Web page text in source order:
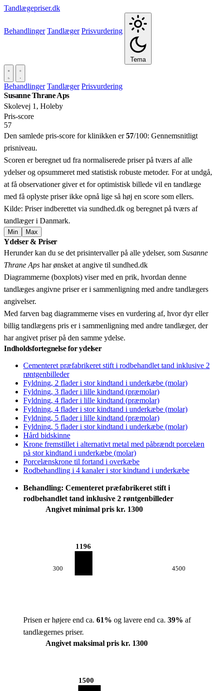
Tandlægepriser.dk
Behandlinger Tandlæger Prisvurdering
Tema
Behandlinger Tandlæger Prisvurdering
Susanne Thrane Aps
Skolevej 1, Holeby
Pris‑score
57
Den samlede pris-score for klinikken er57/100: Gennemsnitligt
prisniveau.
Scoren er beregnet ud fra normaliserede priser på tværs af alle
ydelser og opsummeret med statistisk robuste metoder. For at undgå,
at få observationer giver et for optimistisk billede vil en tandlæge
med få oplyste priser ikke opnå lige så høj en score som ellers.
Kilde: Priser indberettet via sundhed.dk og beregnet på tværs af
tandlæger i Danmark.
Min Max
+
−
Ydelser & Priser
Herunder kan du se det prisintervaller på alle ydelser, som Susanne
Thrane Aps har ønsket at angive til sundhed.dk
Diagrammerne (boxplots) viser med en prik, hvordan denne
tandlæges angivne priser er i sammenligning med andre tandlægers
angivelser.
Med farven bag diagrammerne vises en vurdering af, hvor dyr eller
billig tandlægens pris er i sammenligning med andre tandlæger, der
har angivet priser på den samme ydelse.
Indholdsfortegnelse for ydelser
Cementeret præfabrikeret stift i rodbehandlet tand inklusive 2
røntgenbilleder
Fyldning, 2 flader i stor kindtand i underkæbe (molar)
Fyldning, 3 flader i lille kindtand (præmolar)
Fyldning, 4 flader i lille kindtand (præmolar)
Fyldning, 4 flader i stor kindtand i underkæbe (molar)
Fyldning, 5 flader i lille kindtand (præmolar)
Fyldning, 5 flader i stor kindtand i underkæbe (molar)
Hård bidskinne
Krone fremstillet i alternativt metal med påbrændt porcelæn
på stor kindtand i underkæbe (molar)
Porcelænskrone til fortand i overkæbe
Rodbehandling i 4 kanaler i stor kindtand i underkæbe
Behandling: Cementeret præfabrikeret stift i
rodbehandlet tand inklusive 2 røntgenbilleder
Angivet minimal pris kr. 1300
300
1196
4500
Prisen er højere end ca. 61% og lavere end ca. 39% af
tandlægernes priser.
Angivet maksimal pris kr. 1300
1500